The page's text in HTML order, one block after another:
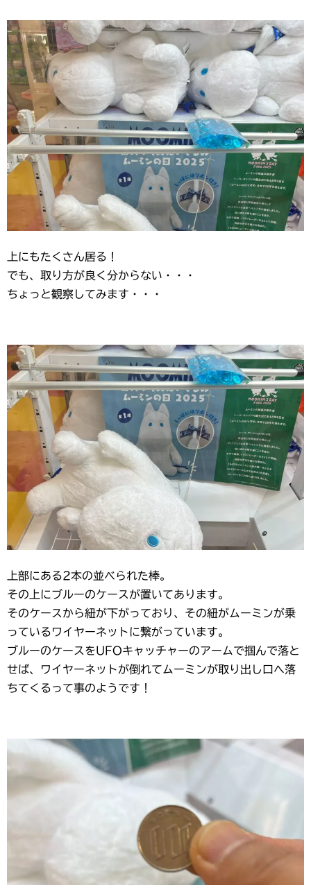
上にもたくさん居る！
でも、取り方が良く分からない・・・
ちょっと観察してみます・・・
上部にある2本の並べられた棒。
その上にブルーのケースが置いてあります。
そのケースから紐が下がっており、その紐がムーミンが乗
っているワイヤーネットに繋がっています。
ブルーのケースをUFOキャッチャーのアームで掴んで落と
せば、ワイヤーネットが倒れてムーミンが取り出し口へ落
ちてくるって事のようです！